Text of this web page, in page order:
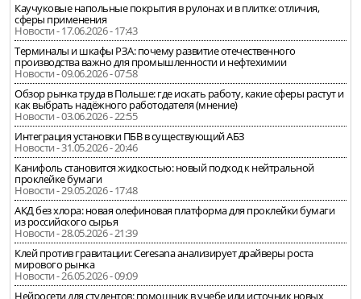
Каучуковые напольные покрытия в рулонах и в плитке: отличия,
сферы применения
Новости - 17.06.2026 - 17:43
Терминалы и шкафы РЗА: почему развитие отечественного
производства важно для промышленности и нефтехимии
Новости - 09.06.2026 - 07:58
Обзор рынка труда в Польше: где искать работу, какие сферы растут и
как выбрать надёжного работодателя (мнение)
Новости - 03.06.2026 - 22:55
Интеграция установки ПБВ в существующий АБЗ
Новости - 31.05.2026 - 20:46
Канифоль становится жидкостью: новый подход к нейтральной
проклейке бумаги
Новости - 29.05.2026 - 17:48
АКД без хлора: новая олефиновая платформа для проклейки бумаги
из российского сырья
Новости - 28.05.2026 - 21:39
Клей против гравитации: Ceresana анализирует драйверы роста
мирового рынка
Новости - 26.05.2026 - 09:09
Нейросети для студентов: помощник в учебе или источник новых